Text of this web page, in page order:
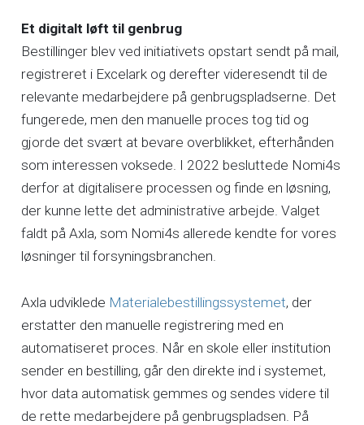
Et digitalt løft til genbrug
Bestillinger blev ved initiativets opstart sendt på mail,
registreret i Excelark og derefter videresendt til de
relevante medarbejdere på genbrugspladserne. Det
fungerede, men den manuelle proces tog tid og
gjorde det svært at bevare overblikket, efterhånden
som interessen voksede. I 2022 besluttede Nomi4s
derfor at digitalisere processen og finde en løsning,
der kunne lette det administrative arbejde. Valget
faldt på Axla, som Nomi4s allerede kendte for vores
løsninger til forsyningsbranchen.
Axla udviklede Materialebestillingssystemet, der
erstatter den manuelle registrering med en
automatiseret proces. Når en skole eller institution
sender en bestilling, går den direkte ind i systemet,
hvor data automatisk gemmes og sendes videre til
de rette medarbejdere på genbrugspladsen. På